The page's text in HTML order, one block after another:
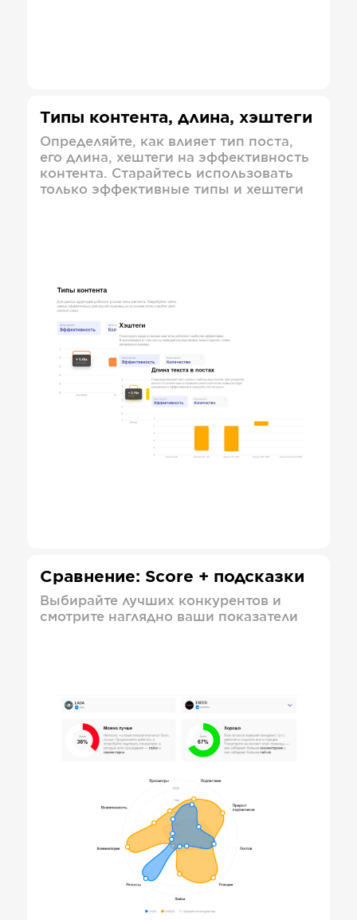
Типы контента, длина, хэштеги
Определяйте, как влияет тип поста,
его длина, хештеги на эффективность
контента. Старайтесь использовать
только эффективные типы и хештеги
Сравнение: Score + подсказки
Выбирайте лучших конкурентов и
смотрите наглядно ваши показатели